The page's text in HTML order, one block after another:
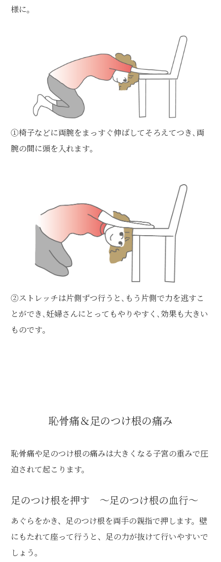
様に。
①椅子などに両腕をまっすぐ伸ばしてそろえてつき､両
腕の間に頭を入れます｡
②ストレッチは片側ずつ行うと､もう片側で力を逃すこ
とができ､妊婦さんにとってもやりやすく､効果も大きい
ものです｡
恥骨痛＆足のつけ根の痛み
恥骨痛や足のつけ根の痛みは大きくなる子宮の重みで圧
迫されて起こります。
足のつけ根を押す ～足のつけ根の血行～
あぐらをかき、足のつけ根を両手の親指で押します。壁
にもたれて座って行うと、足の力が抜けて行いやすいで
しょう。